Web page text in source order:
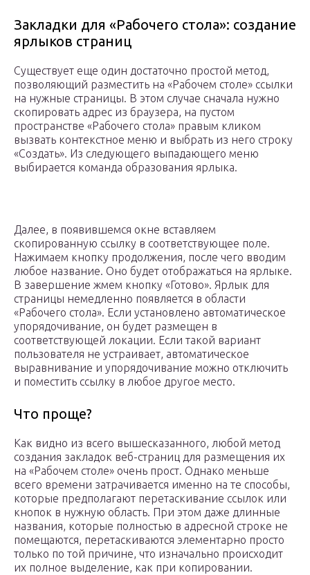
Закладки для «Рабочего стола»: создание
ярлыков страниц
Существует еще один достаточно простой метод,
позволяющий разместить на «Рабочем столе» ссылки
на нужные страницы. В этом случае сначала нужно
скопировать адрес из браузера, на пустом
пространстве «Рабочего стола» правым кликом
вызвать контекстное меню и выбрать из него строку
«Создать». Из следующего выпадающего меню
выбирается команда образования ярлыка.
Далее, в появившемся окне вставляем
скопированную ссылку в соответствующее поле.
Нажимаем кнопку продолжения, после чего вводим
любое название. Оно будет отображаться на ярлыке.
В завершение жмем кнопку «Готово». Ярлык для
страницы немедленно появляется в области
«Рабочего стола». Если установлено автоматическое
упорядочивание, он будет размещен в
соответствующей локации. Если такой вариант
пользователя не устраивает, автоматическое
выравнивание и упорядочивание можно отключить
и поместить ссылку в любое другое место.
Что проще?
Как видно из всего вышесказанного, любой метод
создания закладок веб-страниц для размещения их
на «Рабочем столе» очень прост. Однако меньше
всего времени затрачивается именно на те способы,
которые предполагают перетаскивание ссылок или
кнопок в нужную область. При этом даже длинные
названия, которые полностью в адресной строке не
помещаются, перетаскиваются элементарно просто
только по той причине, что изначально происходит
их полное выделение, как при копировании.